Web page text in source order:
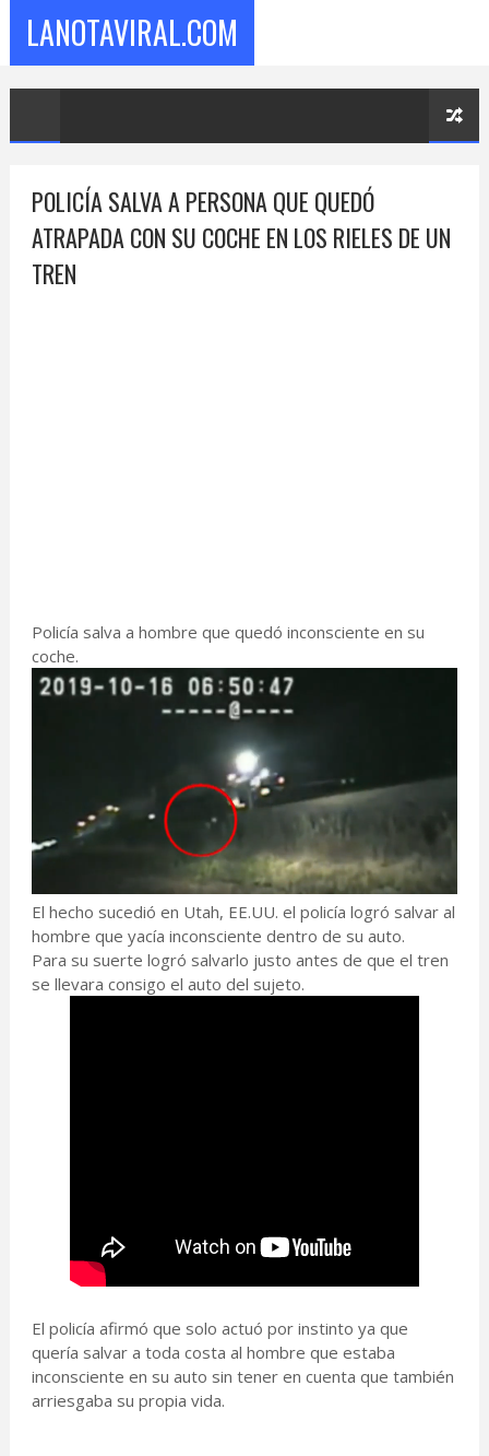
LANOTAVIRAL.COM
POLICÍA SALVA A PERSONA QUE QUEDÓ
ATRAPADA CON SU COCHE EN LOS RIELES DE UN
TREN
Policía salva a hombre que quedó inconsciente en su
coche.
El hecho sucedió en Utah, EE.UU. el policía logró salvar al
hombre que yacía inconsciente dentro de su auto.
Para su suerte logró salvarlo justo antes de que el tren
se llevara consigo el auto del sujeto.
El policía afirmó que solo actuó por instinto ya que
quería salvar a toda costa al hombre que estaba
inconsciente en su auto sin tener en cuenta que también
arriesgaba su propia vida.